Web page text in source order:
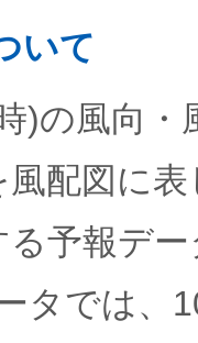
いて
)の風向・
風配図に
予報デ
タでは、